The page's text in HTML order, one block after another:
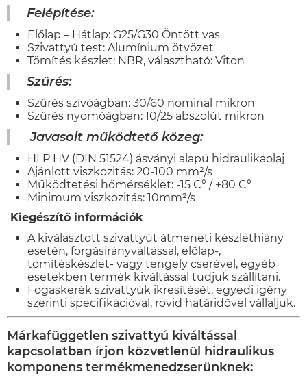
Felépítése:
Előlap – Hátlap: G25/G30 Öntött vas
Szivattyú test: Alumínium ötvözet
Tömítés készlet: NBR, választható: Viton
Szűrés:
Szűrés szívóágban: 30/60 nominal mikron
Szűrés nyomóágban: 10/25 abszolút mikron
Javasolt működtető közeg:
HLP HV (DIN 51524) ásványi alapú hidraulikaolaj
Ajánlott viszkozitás: 20-100 mm²/s
Működtetési hőmérséklet: -15 C° / +80 C°
Minimum viszkozitás: 10mm²/s
Kiegészítő információk
A kiválasztott szivattyút átmeneti készlethiány
esetén, forgásirányváltással, előlap-,
tömítéskészlet- vagy tengely cserével, egyéb
esetekben termék kiváltással tudjuk szállítani.
Fogaskerék szivattyúk ikresítését, egyedi igény
szerinti specifikációval, rövid határidővel vállaljuk.
Márkafüggetlen szivattyú kiváltással
kapcsolatban írjon közvetlenül hidraulikus
komponens termékmenedzserünknek: